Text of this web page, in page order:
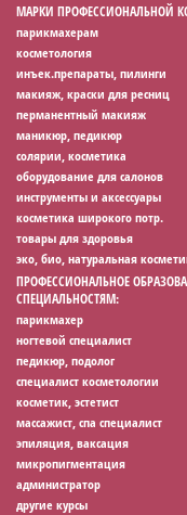
МАРКИ ПРОФЕССИОНАЛЬНОЙ
парикмахерам
косметология
инъек.препараты, пилинги
макияж, краски для ресниц
перманентный макияж
маникюр, педикюр
солярии, косметика
оборудование для салонов
инструменты и аксессуары
косметика широкого потр.
товары для здоровья
эко, био, натуральная
ПРОФЕССИОНАЛЬНОЕ
СПЕЦИАЛЬНОСТЯМ:
парикмахер
ногтевой специалист
педикюр, подолог
специалист косметологии
косметик, эстетист
массажист, спа специалист
эпиляция, ваксация
микропигментация
администратор
другие курсы